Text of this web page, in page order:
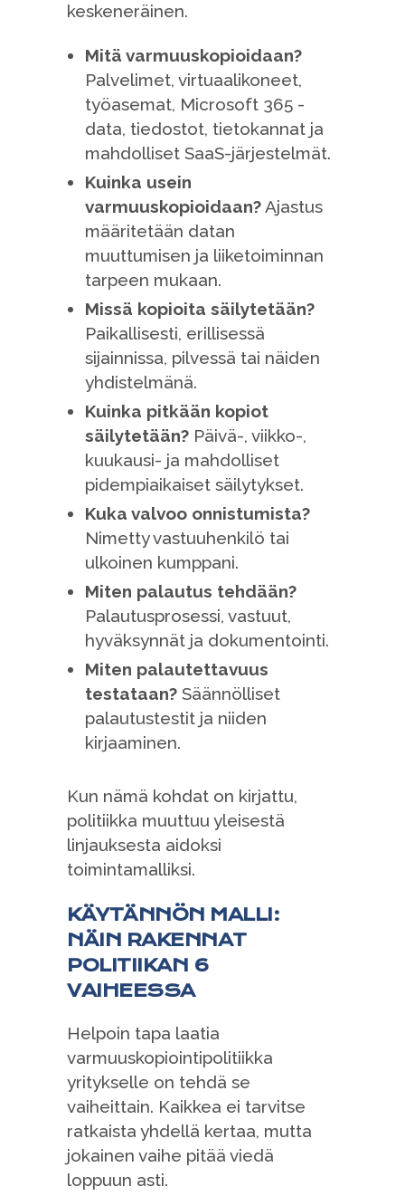
keskeneräinen.
Mitä varmuuskopioidaan?
Palvelimet, virtuaalikoneet,
työasemat, Microsoft 365 -
data, tiedostot, tietokannat ja
mahdolliset SaaS-järjestelmät.
Kuinka usein
varmuuskopioidaan?Ajastus
määritetään datan
muuttumisen ja liiketoiminnan
tarpeen mukaan.
Missä kopioita säilytetään?
Paikallisesti, erillisessä
sijainnissa, pilvessä tai näiden
yhdistelmänä.
Kuinka pitkään kopiot
säilytetään? Päivä-, viikko-,
kuukausi- ja mahdolliset
pidempiaikaiset säilytykset.
Kuka valvoo onnistumista?
Nimetty vastuuhenkilö tai
ulkoinen kumppani.
Miten palautus tehdään?
Palautusprosessi, vastuut,
hyväksynnät ja dokumentointi.
Miten palautettavuus
testataan? Säännölliset
palautustestit ja niiden
kirjaaminen.
Kun nämä kohdat on kirjattu,
politiikka muuttuu yleisestä
linjauksesta aidoksi
toimintamalliksi.
KÄYTÄNNÖN MALLI:
NÄIN RAKENNAT
POLITIIKAN 6
VAIHEESSA
Helpoin tapa laatia
varmuuskopiointipolitiikka
yritykselle on tehdä se
vaiheittain. Kaikkea ei tarvitse
ratkaista yhdellä kertaa, mutta
jokainen vaihe pitää viedä
loppuun asti.